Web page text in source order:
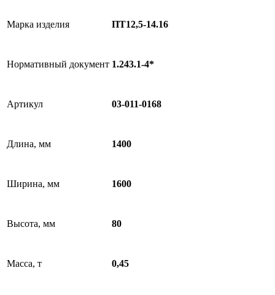
Марка изделия ПТ12,5-14.16
Нормативный документ 1.243.1-4*
Артикул 03-011-0168
Длина, мм 1400
Ширина, мм 1600
Высота, мм 80
Масса, т 0,45